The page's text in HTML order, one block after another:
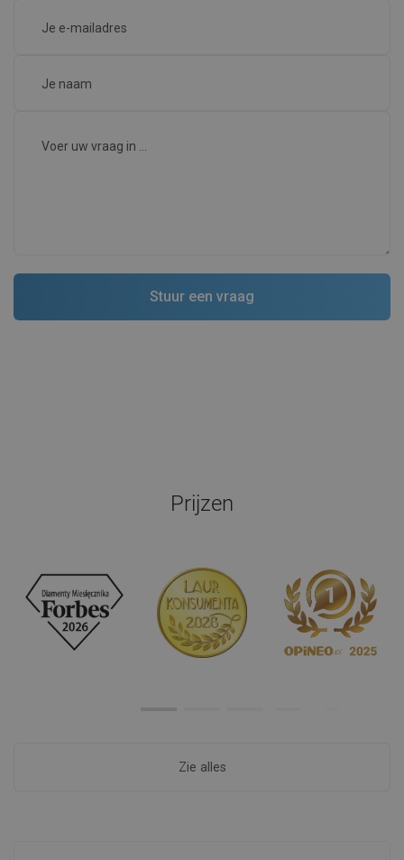
Prijzen
Zie alles